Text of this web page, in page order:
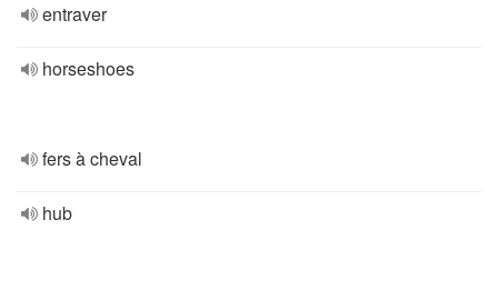
entraver
horseshoes
fers à cheval
hub